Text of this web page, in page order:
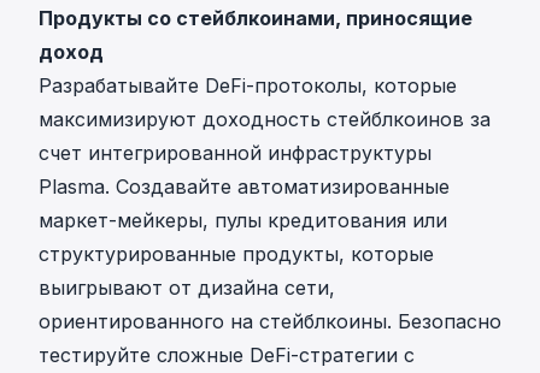
Продукты со стейблкоинами, приносящие
доход
Разрабатывайте DeFi-протоколы, которые
максимизируют доходность стейблкоинов за
счет интегрированной инфраструктуры
Plasma. Создавайте автоматизированные
маркет-мейкеры, пулы кредитования или
структурированные продукты, которые
выигрывают от дизайна сети,
ориентированного на стейблкоины. Безопасно
тестируйте сложные DeFi-стратегии с